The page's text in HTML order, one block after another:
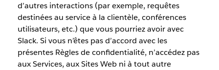
d’autres interactions (par exemple, requêtes
destinées au service à la clientèle, conférences
utilisateurs, etc.) que vous pourriez avoir avec
Slack. Si vous n’êtes pas d’accord avec les
présentes Règles de confidentialité, n’accédez pas
aux Services, aux Sites Web ni à tout autre